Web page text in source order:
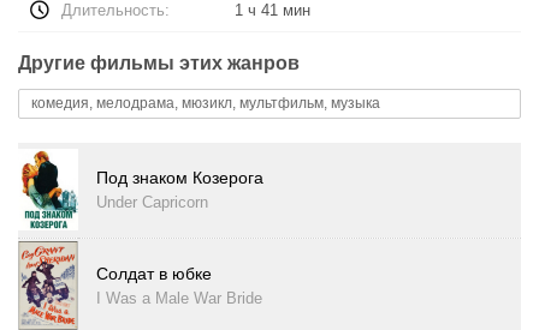
Длительность: 1 ч 41 мин
Другие фильмы этих жанров
комедия, мелодрама, мюзикл, мультфильм, музыка
Под знаком Козерога
Under Capricorn
Солдат в юбке
I Was a Male War Bride